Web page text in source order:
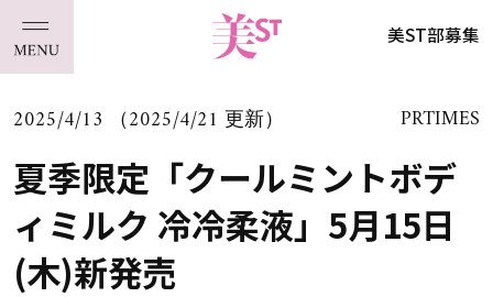
美ST部募集
2025/4/13 （2025/4/21 更新） PRTIMES
夏季限定「クールミントボデ
ィミルク 冷冷柔液」5月15日
(木)新発売